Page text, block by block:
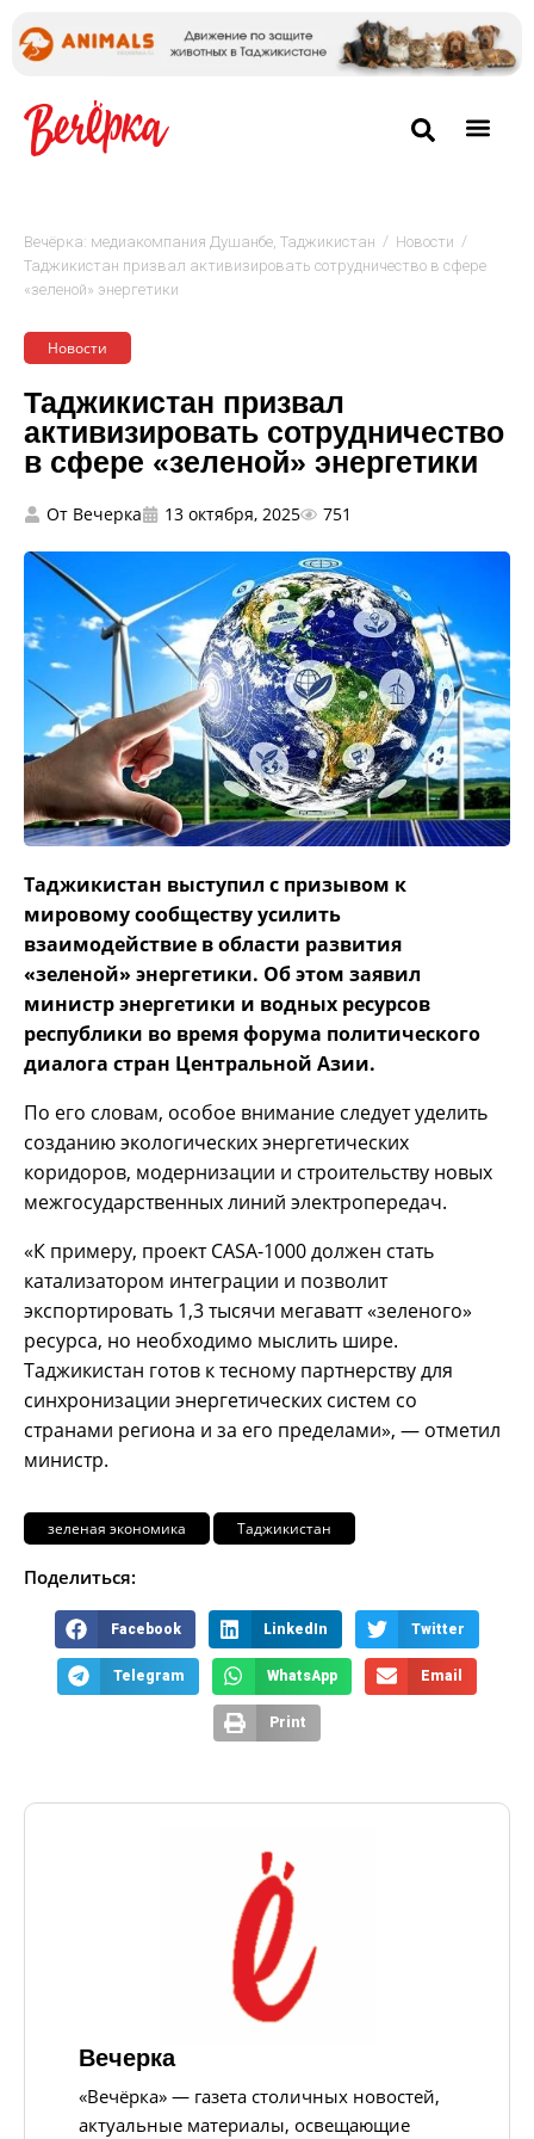
Вечёрка: медиакомпания Душанбе, Таджикистан / Новости /
Таджикистан призвал активизировать сотрудничество в сфере
«зеленой» энергетики
Новости
Таджикистан призвал
активизировать сотрудничество
в сфере «зеленой» энергетики
От Вечерка 13 октября, 2025 751
Таджикистан выступил с призывом к
мировому сообществу усилить
взаимодействие в области развития
«зеленой» энергетики. Об этом заявил
министр энергетики и водных ресурсов
республики во время форума политического
диалога стран Центральной Азии.
По его словам, особое внимание следует уделить
созданию экологических энергетических
коридоров, модернизации и строительству новых
межгосударственных линий электропередач.
«К примеру, проект CASA-1000 должен стать
катализатором интеграции и позволит
экспортировать 1,3 тысячи мегаватт «зеленого»
ресурса, но необходимо мыслить шире.
Таджикистан готов к тесному партнерству для
синхронизации энергетических систем со
странами региона и за его пределами», — отметил
министр.
зеленая экономика Таджикистан
Поделиться:
Facebook LinkedIn Twitter
Telegram WhatsApp Email
Print
Вечерка
«Вечёрка» — газета столичных новостей,
актуальные материалы, освещающие